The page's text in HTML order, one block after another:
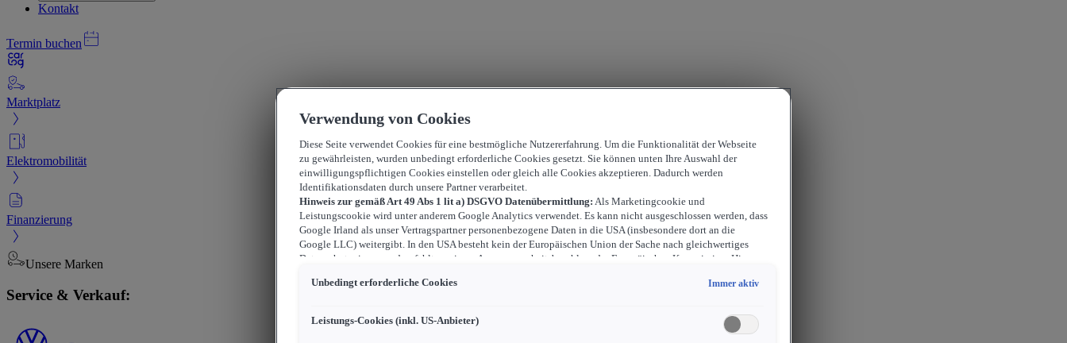
Kontakt
Termin buchen
Marktplatz
Elektromobilität
Finanzierung
Unsere Marken
Service & Verkauf:
Verwendung von Cookies
Diese Seite verwendet Cookies für eine bestmögliche Nutzererfahrung. Um die Funktionalität der Webseite
zu gewährleisten, wurden unbedingt erforderliche Cookies gesetzt. Sie können unten Ihre Auswahl der
einwilligungspflichtigen Cookies einstellen oder gleich alle Cookies akzeptieren. Dadurch werden
Identifikationsdaten durch unsere Partner verarbeitet.
Hinweis zur gemäß Art 49 Abs 1 lit a) DSGVO Datenübermittlung: Als Marketingcookie und
Leistungscookie wird unter anderem Google Analytics verwendet. Es kann nicht ausgeschlossen werden, dass
Google Irland als unser Vertragspartner personenbezogene Daten in die USA (insbesondere dort an die
Google LLC) weitergibt. In den USA besteht kein der Europäischen Union der Sache nach gleichwertiges
Datenschutzniveau und es fehlt an einem Angemessenheitsbeschluss der Europäischen Kommission. Hieraus
durchsetzen können, in den USA keine Datenschutzgrundsätze bestehen, und weil nicht ausgeschlossen
können, wobei Eingriffe in Ihre persönlichen Rechte und Freiheiten nicht auf das absolut Notwendige
Sollten Sie das Setzen von Cookies für Marketingzwecke oder Leistungscookies auch für
Unbedingt erforderliche Cookies Immer aktiv
Leistungs-Cookies (inkl. US-Anbieter)